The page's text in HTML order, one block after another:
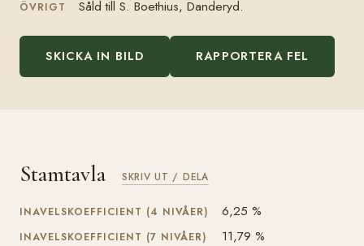
ÖVRIGT Såld till S. Boethius, Danderyd.
SKICKA IN BILD RAPPORTERA FEL
Stamtavla SKRIV UT / DELA
INAVELSKOEFFICIENT (4 NIVÅER) 6,25 %
INAVELSKOEFFICIENT (7 NIVÅER) 11,79 %